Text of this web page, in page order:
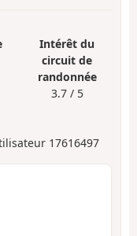
Intérêt du
circuit de
randonnée
3.7 / 5
17616497